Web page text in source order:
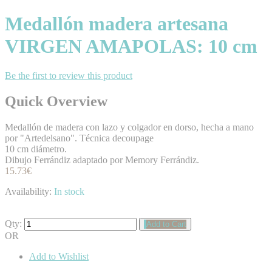
Medallón madera artesana
VIRGEN AMAPOLAS: 10 cm
Be the first to review this product
Quick Overview
Medallón de madera con lazo y colgador en dorso, hecha a mano
por "Artedelsano". Técnica decoupage
10 cm diámetro.
Dibujo Ferrándiz adaptado por Memory Ferrándiz.
15.73€
Availability: In stock
Qty: Add to Cart
OR
Add to Wishlist